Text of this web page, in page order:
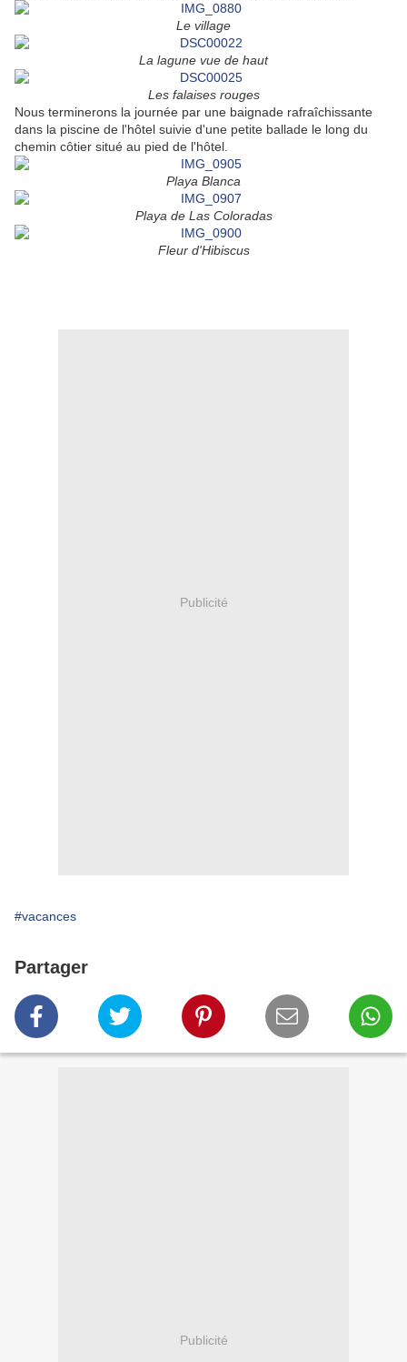
Le village
La lagune vue de haut
Les falaises rouges
Nous terminerons la journée par une baignade rafraîchissante
dans la piscine de l'hôtel suivie d'une petite ballade le long du
chemin côtier situé au pied de l'hôtel.
Playa Blanca
Playa de Las Coloradas
Fleur d'Hibiscus
Publicité
#vacances
Partager
Publicité